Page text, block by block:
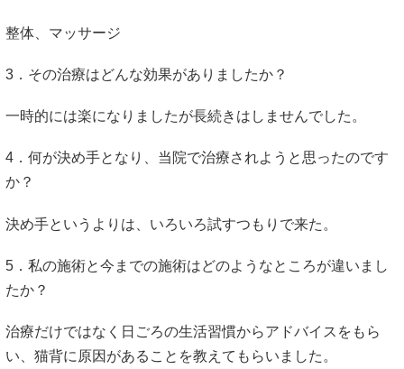
整体、マッサージ
3．その治療はどんな効果がありましたか？
一時的には楽になりましたが長続きはしませんでした。
4．何が決め手となり、当院で治療されようと思ったのです
か？
決め手というよりは、いろいろ試すつもりで来た。
5．私の施術と今までの施術はどのようなところが違いまし
たか？
治療だけではなく日ごろの生活習慣からアドバイスをもら
い、猫背に原因があることを教えてもらいました。